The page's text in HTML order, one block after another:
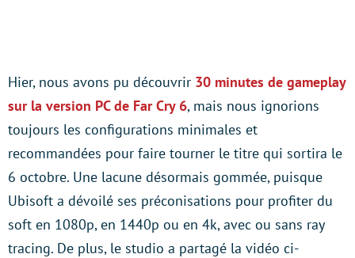
Hier, nous avons pu découvrir 30 minutes de gameplay
sur la version PC de Far Cry 6, mais nous ignorions
toujours les configurations minimales et
recommandées pour faire tourner le titre qui sortira le
6 octobre. Une lacune désormais gommée, puisque
Ubisoft a dévoilé ses préconisations pour profiter du
soft en 1080p, en 1440p ou en 4k, avec ou sans ray
tracing. De plus, le studio a partagé la vidéo ci-